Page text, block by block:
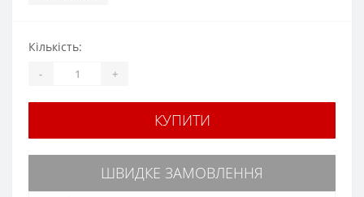
Кількість:
- +
КУПИТИ
ШВИДКЕ ЗАМОВЛЕННЯ